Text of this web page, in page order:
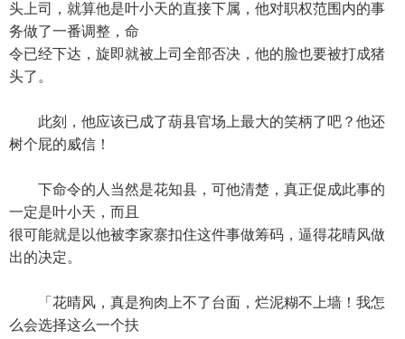
头上司，就算他是叶小天的直接下属，他对职权范围内的事
务做了一番调整，命
令已经下达，旋即就被上司全部否决，他的脸也要被打成猪
头了。
此刻，他应该已成了葫县官场上最大的笑柄了吧？他还
树个屁的威信！
下命令的人当然是花知县，可他清楚，真正促成此事的
一定是叶小天，而且
很可能就是以他被李家寨扣住这件事做筹码，逼得花晴风做
出的决定。
「花晴风，真是狗肉上不了台面，烂泥糊不上墙！我怎
么会选择这么一个扶